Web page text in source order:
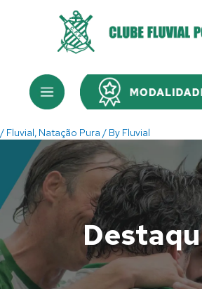
Menu Menu
/ Fluvial, Natação Pura / By Fluvial